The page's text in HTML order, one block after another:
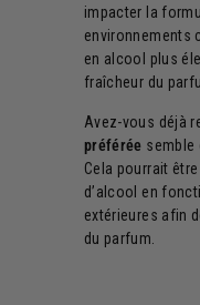
impacter la
environnements
en alcool plus
fraîcheur du
Avez-vous déjà
préférée semble
Cela pourrait
d’alcool en
extérieures afin
du parfum.